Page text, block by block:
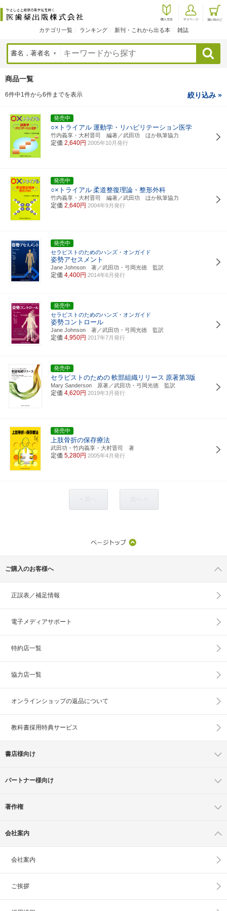
カテゴリ一覧 ランキング 新刊・これから出る本 雑誌
検索
商品一覧
6件中1件から6件までを表示 絞り込み »
発売中
○×トライアル 運動学・リハビリテーション医学
竹内義享・大村晋司 編著／武田功 ほか執筆協力
定価 2,640円 2005年10月発行
発売中
○×トライアル 柔道整復理論・整形外科
竹内義享・大村晋司 編著／武田功 ほか執筆協力
定価 2,640円 2004年9月発行
発売中
セラピストのためのハンズ・オンガイド
姿勢アセスメント
Jane Johnson 著／武田功・弓岡光徳 監訳
定価 4,400円 2014年6月発行
発売中
セラピストのためのハンズ・オンガイド
姿勢コントロール
Jane Johnson 著／武田功・弓岡光徳 監訳
定価 4,950円 2017年7月発行
発売中
セラピストのための 軟部組織リリース 原著第3版
Mary Sanderson 原著／武田功・弓岡光徳 監訳
定価 4,620円 2019年3月発行
発売中
上肢骨折の保存療法
武田功・竹内義享・大村晋司 著
定価 5,280円 2005年4月発行
ご購入のお客様へ
正誤表／補足情報
電子メディアサポート
特約店一覧
協力店一覧
オンラインショップの返品について
教科書採用特典サービス
書店様向け
パートナー様向け
著作権
会社案内
会社案内
ご挨拶